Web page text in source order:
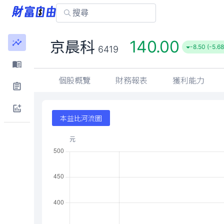
京晨科 6419 140.00 -8.50 (-
個股概覽 財務報表 獲利能力
本益比河流圖